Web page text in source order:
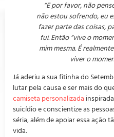
“E por favor, não
não estou sofrendo, eu
fazer parte das coisas,
fui. Então “vive o
mim mesma. É
viver o
Já aderiu a sua fitinha do
lutar pela causa e ser mais do
camiseta personalizada
suicídio e conscientize as
séria, além de apoiar essa ação
vida.